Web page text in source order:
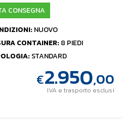
CONSEGNA
NUOVO
CONTAINER:8 PIEDI
STANDARD
€2.950,00
IVA e trasporto esclusi